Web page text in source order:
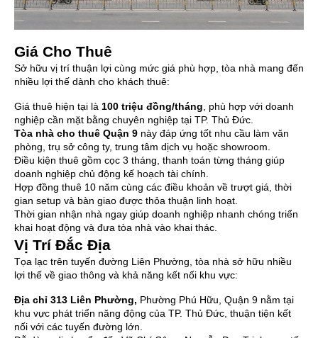
Giá Cho Thuê
Sở hữu vị trí thuận lợi cùng mức giá phù hợp, tòa nhà mang đến
nhiều lợi thế dành cho khách thuê:
Giá thuê hiện tại là 100 triệu đồng/tháng, phù hợp với doanh
nghiệp cần mặt bằng chuyên nghiệp tại TP. Thủ Đức.
Tòa nhà cho thuê Quận 9 này đáp ứng tốt nhu cầu làm văn
phòng, trụ sở công ty, trung tâm dịch vụ hoặc showroom.
Điều kiện thuê gồm cọc 3 tháng, thanh toán từng tháng giúp
doanh nghiệp chủ động kế hoạch tài chính.
Hợp đồng thuê 10 năm cùng các điều khoản về trượt giá, thời
gian setup và bàn giao được thỏa thuận linh hoạt.
Thời gian nhận nhà ngay giúp doanh nghiệp nhanh chóng triển
khai hoạt động và đưa tòa nhà vào khai thác.
Vị Trí Đắc Địa
Tọa lạc trên tuyến đường Liên Phường, tòa nhà sở hữu nhiều
lợi thế về giao thông và khả năng kết nối khu vực:
Địa chỉ 313 Liên Phường, Phường Phú Hữu, Quận 9 nằm tại
khu vực phát triển năng động của TP. Thủ Đức, thuận tiện kết
nối với các tuyến đường lớn.